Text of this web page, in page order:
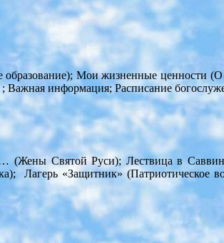
Мои жизненные ценности
Важная информация; Расписание
(Жены Святой Руси); Лествица в
Лагерь «Защитник» (Патриотическое